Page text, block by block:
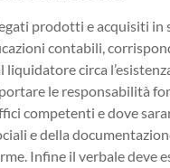
prodotti e acquisiti
contabili,
circa
le responsabilità
competenti e dove
e della
Infine il verbale deve